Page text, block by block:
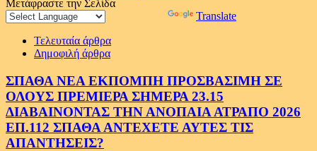
Μετάφραστε την Σελίδα
Translate
Τελευταία άρθρα
Δημοφιλή άρθρα
ΣΠΑΘΑ ΝΕΑ ΕΚΠΟΜΠΗ ΠΡΟΣΒΑΣΙΜΗ ΣΕ
ΟΛΟΥΣ ΠΡΕΜΙΕΡΑ ΣΗΜΕΡΑ 23.15
ΔΙΑΒΑΙΝΟΝΤΑΣ ΤΗΝ ΑΝΟΠΑΙΑ ΑΤΡΑΠΟ 2026
ΕΠ.112 ΣΠΑΘΑ ΑΝΤΕΧΕΤΕ ΑΥΤΕΣ ΤΙΣ
ΑΠΑΝΤΗΣΕΙΣ?